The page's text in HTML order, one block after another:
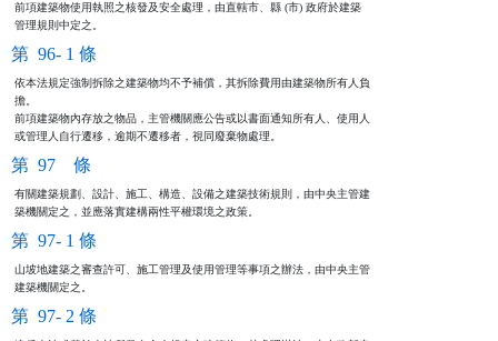
前項建築物使用執照之核發及安全處理，由直轄市、縣 (市) 政府於建築
管理規則中定之。
第 96- 1 條
依本法規定強制拆除之建築物均不予補償，其拆除費用由建築物所有人負
擔。
前項建築物內存放之物品，主管機關應公告或以書面通知所有人、使用人
或管理人自行遷移，逾期不遷移者，視同廢棄物處理。
第 97 條
有關建築規劃、設計、施工、構造、設備之建築技術規則，由中央主管建
築機關定之，並應落實建構兩性平權環境之政策。
第 97- 1 條
山坡地建築之審查許可、施工管理及使用管理等事項之辦法，由中央主管
建築機關定之。
第 97- 2 條